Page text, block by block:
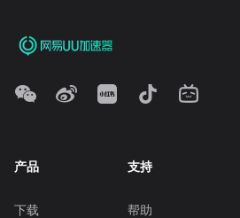
产品
下载
支持
帮助